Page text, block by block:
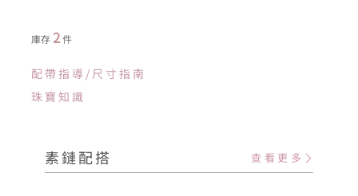
庫存2件
配帶指導/尺寸指南
珠寶知識
素鏈配搭 查看更多